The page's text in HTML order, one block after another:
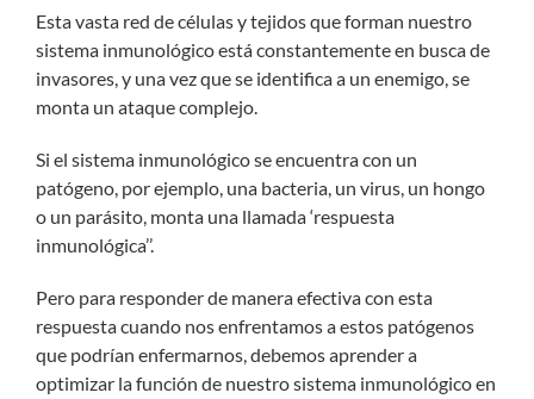
Esta vasta red de células y tejidos que forman nuestro
sistema inmunológico está constantemente en busca de
invasores, y una vez que se identifica a un enemigo, se
monta un ataque complejo.
Si el sistema inmunológico se encuentra con un
patógeno, por ejemplo, una bacteria, un virus, un hongo
o un parásito, monta una llamada ‘respuesta
inmunológica’’.
Pero para responder de manera efectiva con esta
respuesta cuando nos enfrentamos a estos patógenos
que podrían enfermarnos, debemos aprender a
optimizar la función de nuestro sistema inmunológico en